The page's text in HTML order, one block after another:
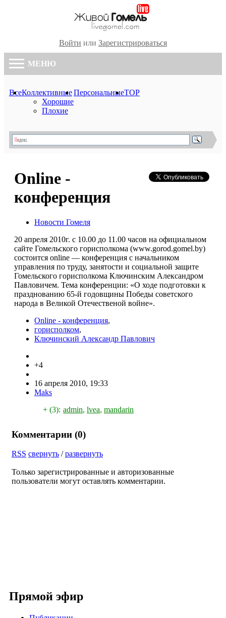
Войти или Зарегистрироваться
МЕНЮ
ВсеКоллективные
Хорошие
Плохие
ПерсональныеTOP
Online -
конференция
Новости Гомеля
20 апреля 2010г. с 10.00 до 11.00 часов на официальном
сайте Гомельского горисполкома (www.gorod.gomel.by)
состоится online — конференция с начальником
управления по труду, занятости и социальной защите
Гомельского горисполкома Ключинским Александром
Павловичем. Тема конференции: «О ходе подготовки к
празднованию 65-й годовщины Победы советского
народа в Великой Отечественой войне».
Online - конференция,
горисполком,
Ключинский Александр Павлович
+4
16 апреля 2010, 19:33
Maks
+ (3): admin, lvea, mandarin
Комментарии (0)
RSS свернуть /развернуть
Только зарегистрированные и авторизованные
пользователи могут оставлять комментарии.
Прямой эфир